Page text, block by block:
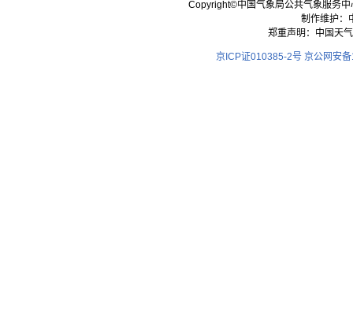
Copyright©中国气象局公共气象服务
制作维护：
郑重声明：中国天
京ICP证010385-2号 京公网安